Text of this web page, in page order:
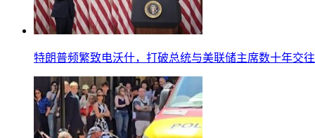
特朗普频繁致电沃什，打破总统与美联储主席数十年交